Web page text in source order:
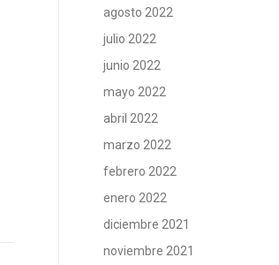
agosto 2022
julio 2022
junio 2022
mayo 2022
abril 2022
marzo 2022
febrero 2022
enero 2022
diciembre 2021
noviembre 2021